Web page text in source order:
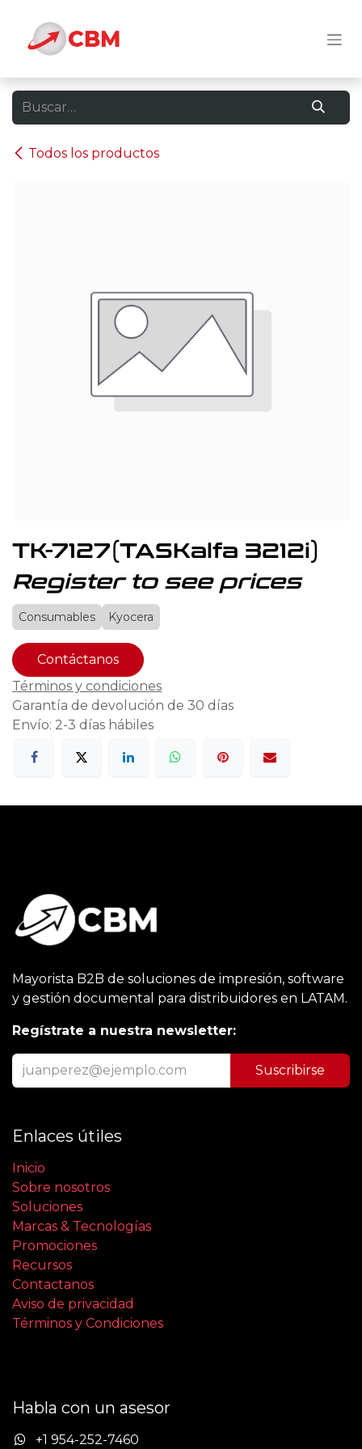
Todos los productos
TK-7127(TASKalfa 3212i)
Register to see prices
Consumables Kyocera
Contáctanos
Términos y condiciones
Garantía de devolución de 30 días
Envío: 2-3 días hábiles
Mayorista B2B de soluciones de impresión, software
y gestión documental para distribuidores en LATAM.
Regístrate a nuestra newsletter:
Suscribirse
Enlaces útiles
Inicio
Sobre nosotros
Soluciones
Marcas & Tecnologías
Promociones
Recursos
Contactanos
Aviso de privacidad
Términos y Condiciones
Habla con un asesor
+1 954-252-7460